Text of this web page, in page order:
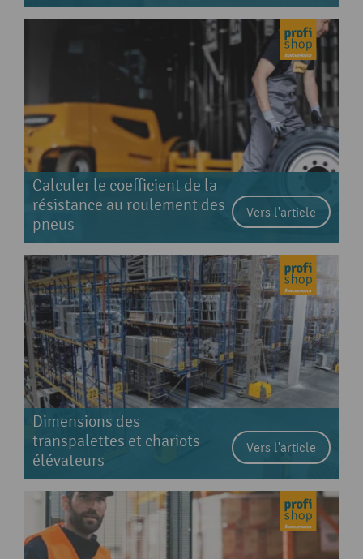
Calculer le coefficient de la
résistance au roulement des
pneus
Vers l'article
Dimensions des
transpalettes et chariots
élévateurs
Vers l'article